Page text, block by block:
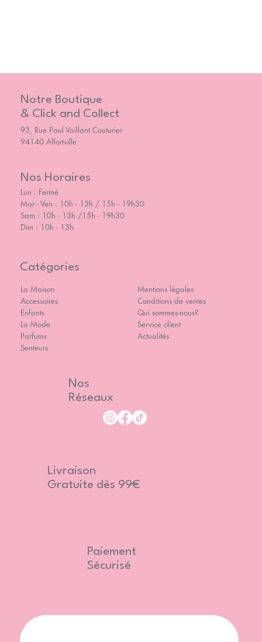
Notre Boutique
& Click and Collect
93, Rue Paul Vaillant Couturier
94140 Alfortville
Nos Horaires
Lun : Fermé
Mar - Ven : 10h - 13h / 15h - 19h30
Sam : 10h - 13h /15h - 19h30
Dim : 10h - 13h
Catégories
La Maison
Accessoires
Enfants
La Mode
Parfums
Senteurs
Mentions légales
Conditions de ventes
Qui sommes-nous?
Service client
Actualités
Nos
Réseaux
Livraison
Gratuite dès 99€
Paiement
Sécurisé